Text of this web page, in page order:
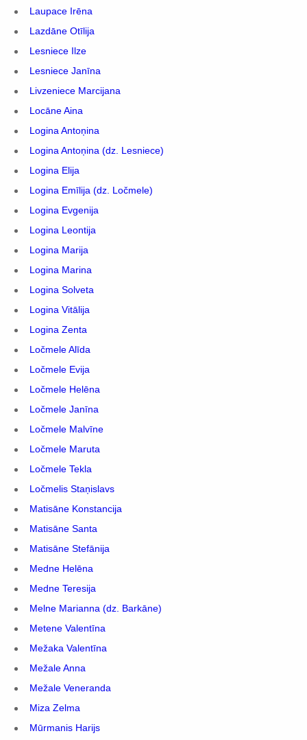
Laupace Irēna
Lazdāne Otīlija
Lesniece Ilze
Lesniece Janīna
Livzeniece Marcijana
Locāne Aina
Logina Antoņina
Logina Antoņina (dz. Lesniece)
Logina Elija
Logina Emīlija (dz. Ločmele)
Logina Evgenija
Logina Leontija
Logina Marija
Logina Marina
Logina Solveta
Logina Vitālija
Logina Zenta
Ločmele Alīda
Ločmele Evija
Ločmele Helēna
Ločmele Janīna
Ločmele Malvīne
Ločmele Maruta
Ločmele Tekla
Ločmelis Staņislavs
Matisāne Konstancija
Matisāne Santa
Matisāne Stefānija
Medne Helēna
Medne Teresija
Melne Marianna (dz. Barkāne)
Metene Valentīna
Mežaka Valentīna
Mežale Anna
Mežale Veneranda
Miza Zelma
Mūrmanis Harijs